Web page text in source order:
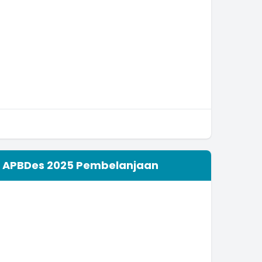
APBDes 2025 Pembelanjaan